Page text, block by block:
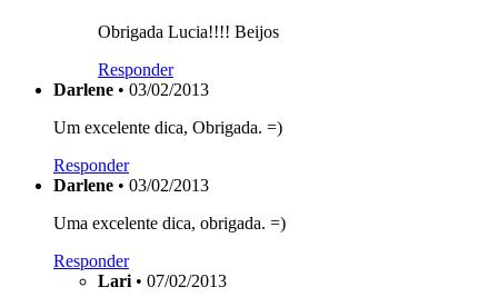
Obrigada Lucia!!!! Beijos
Responder
Darlene • 03/02/2013
Um excelente dica, Obrigada. =)
Responder
Darlene • 03/02/2013
Uma excelente dica, obrigada. =)
Responder
Lari • 07/02/2013